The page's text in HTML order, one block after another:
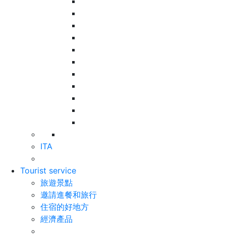
ITA
Tourist service
旅遊景點
邀請進餐和旅行
住宿的好地方
經濟產品